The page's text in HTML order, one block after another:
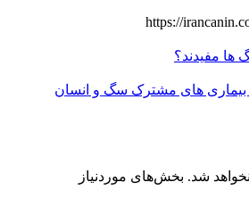
https://
ها مفیدند؟
بیماری‌ های مشترک سگ و انسان
شد. بخش‌های موردنیاز